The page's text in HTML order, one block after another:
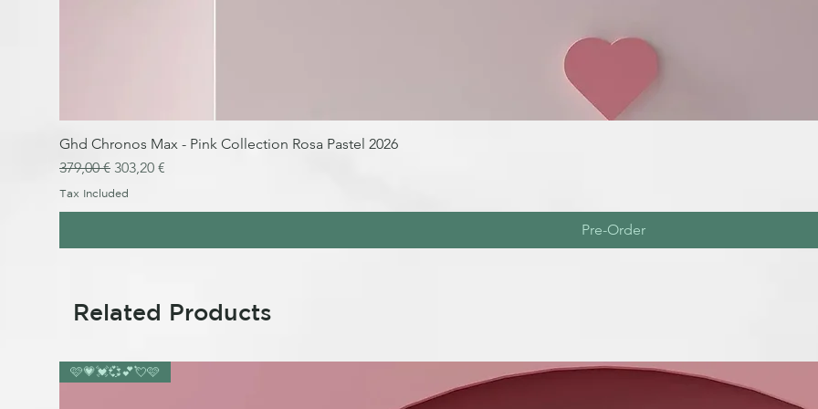
Ghd Chronos Max - Pink Collection Rosa Pastel 2026
Regular Price
379,00 € Sale Price
303,20 €
Tax Included
Pre-Order
Related Products
🩷💗💓💞💕💘🩷